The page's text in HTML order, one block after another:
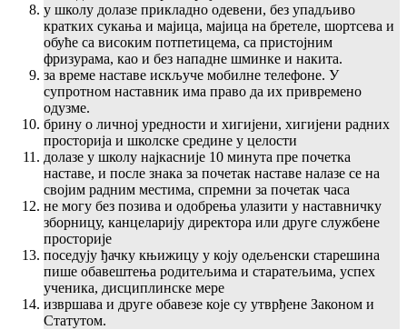
у школу долазе прикладно одевени, без упадљиво
кратких сукања и мајица, мајица на бретеле, шортсева и
обуће са високим потпетицема, са пристојним
фризурама, као и без нападне шминке и накита.
за време наставе искључе мобилне телефоне. У
супротном наставник има право да их привремено
одузме.
брину о личној уредности и хигијени, хигијени радних
просторија и школске средине у целости
долазе у школу најкасније 10 минута пре почетка
наставе, и после знака за почетак наставе налазе се на
својим радним местима, спремни за почетак часа
не могу без позива и одобрења улазити у наставничку
зборницу, канцеларију директора или друге службене
просторије
поседују ђачку књижицу у коју одељенски старешина
пише обавештења родитељима и старатељима, успех
ученика, дисциплинске мере
извршава и друге обавезе које су утврђене Законом и
Статутом.